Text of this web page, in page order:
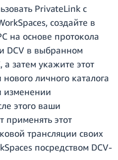
PrivateLink с
создайте в
на основе протокола
DCV в выбранном
а затем укажите этот
личного каталога
изменении
этого ваши
применять этот
трансляции своих
посредством DCV-